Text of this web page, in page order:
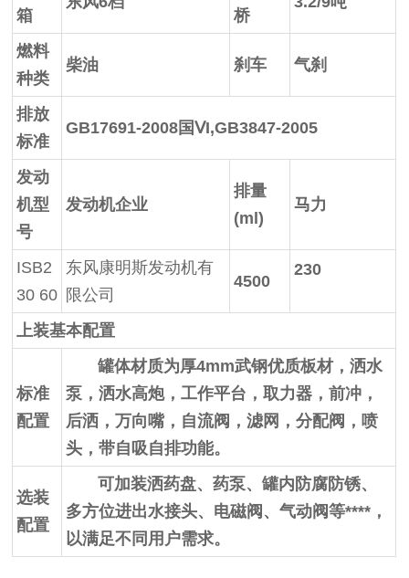
箱 桥
燃料
种类
柴油 刹车 气刹
排放
标准
GB17691-2008国ⅤI,GB3847-2005
发动
机型
号
发动机企业
排量
(ml)
马力
ISB2
30 60
东风康明斯发动机有
限公司
4500
230
上装基本配置
标准
配置
罐体材质为厚4mm武钢优质板材，洒水
泵，洒水高炮，工作平台，取力器，前冲，
后洒，万向嘴，自流阀，滤网，分配阀，喷
头，带自吸自排功能。
选装
配置
可加装洒药盘、药泵、罐内防腐防锈、
多方位进出水接头、电磁阀、气动阀等****，
以满足不同用户需求。